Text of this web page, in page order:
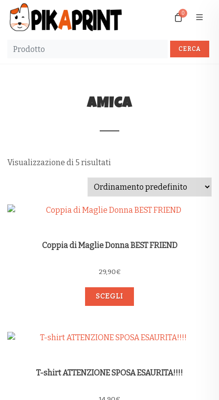
0
AMICA
Visualizzazione di 5 risultati
Coppia di Maglie Donna BEST FRIEND
29,90€
SCEGLI
T-shirt ATTENZIONE SPOSA ESAURITA!!!!